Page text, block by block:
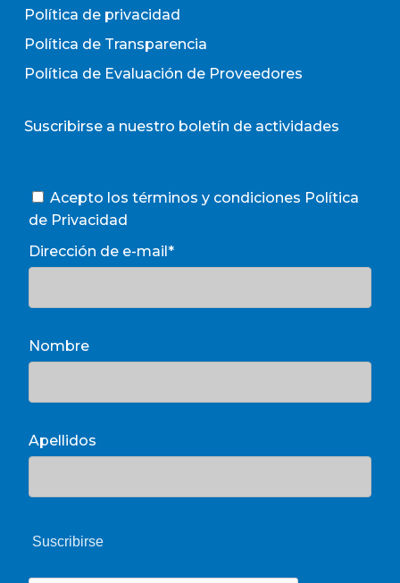
Política de privacidad
Política de Transparencia
Política de Evaluación de Proveedores
Suscribirse a nuestro boletín de actividades
Acepto los términos y condiciones Política
de Privacidad
Dirección de e-mail*
Nombre
Apellidos